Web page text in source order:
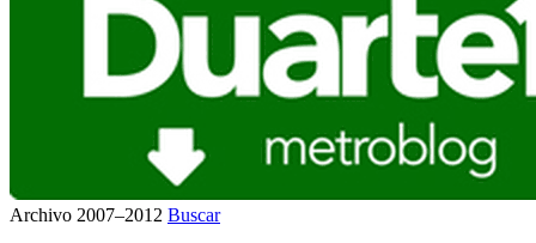
Archivo 2007–2012 Buscar